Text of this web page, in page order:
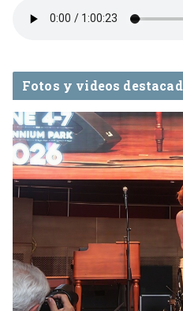
Fotos y videos